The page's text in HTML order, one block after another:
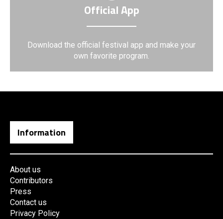
Official App
Download the official festival app and make your
own favorite program.
Information
About us
Contributors
Press
Contact us
Privacy Policy